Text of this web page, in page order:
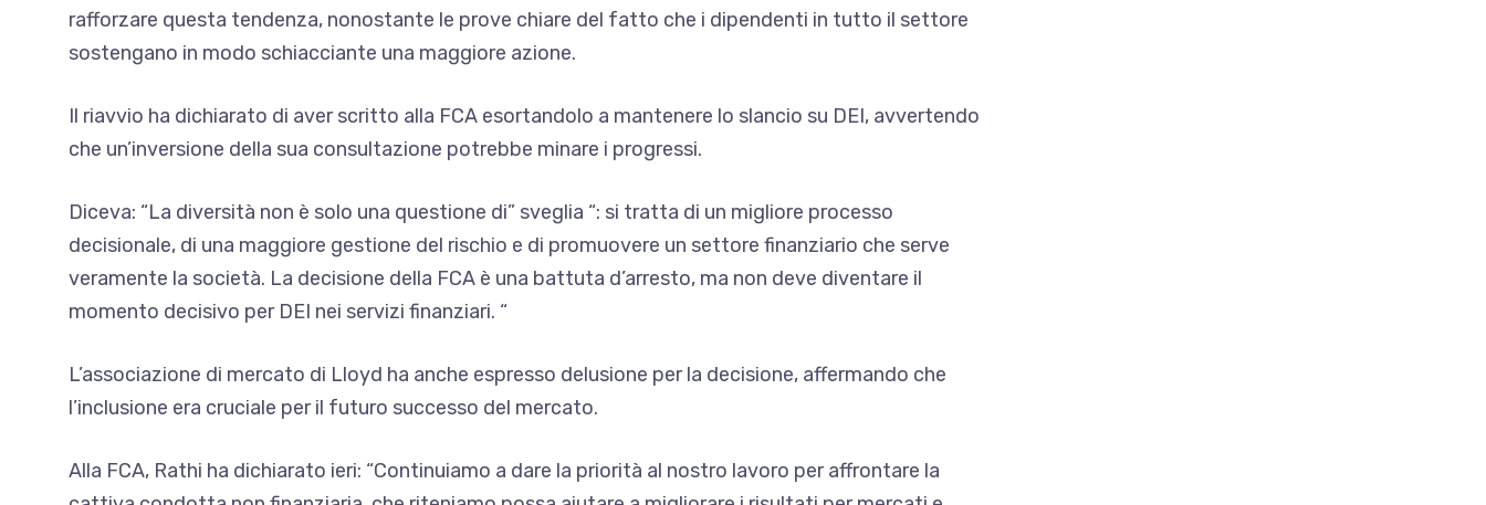
rafforzare questa tendenza, nonostante le prove chiare del fatto che i dipendenti in tutto il settore
sostengano in modo schiacciante una maggiore azione.
Il riavvio ha dichiarato di aver scritto alla FCA esortandolo a mantenere lo slancio su DEI, avvertendo
che un’inversione della sua consultazione potrebbe minare i progressi.
Diceva: “La diversità non è solo una questione di” sveglia “: si tratta di un migliore processo
decisionale, di una maggiore gestione del rischio e di promuovere un settore finanziario che serve
veramente la società. La decisione della FCA è una battuta d’arresto, ma non deve diventare il
momento decisivo per DEI nei servizi finanziari. “
L’associazione di mercato di Lloyd ha anche espresso delusione per la decisione, affermando che
l’inclusione era cruciale per il futuro successo del mercato.
Alla FCA, Rathi ha dichiarato ieri: “Continuiamo a dare la priorità al nostro lavoro per affrontare la